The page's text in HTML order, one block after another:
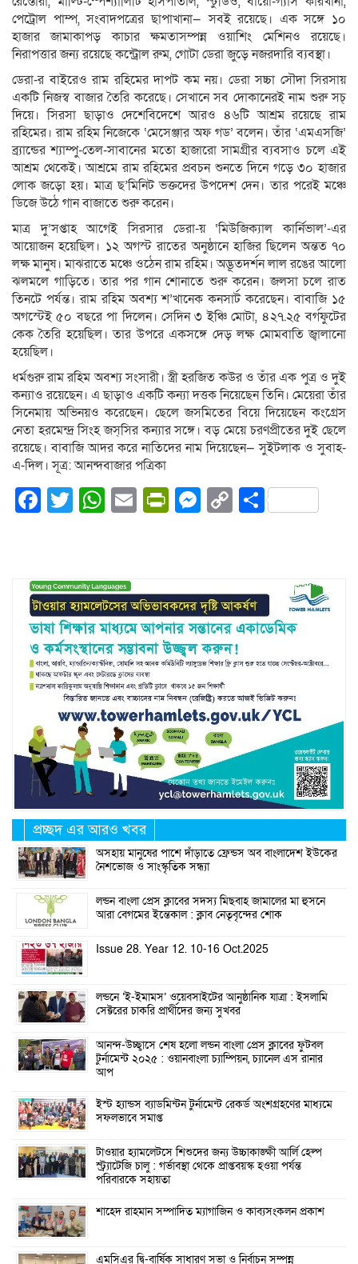
পেট্রোল পাম্প, সংবাদপত্রের ছাপাখানা— সবই রয়েছে। এক সঙ্গে ১০
হাজার জামাকাপড় কাচার ক্ষমতাসম্পন্ন ওয়াশিং মেশিনও রয়েছে।
নিরাপত্তার জন্য রয়েছে কন্ট্রোল রুম, গোটা ডেরা জুড়ে নজরদারি ব্যবস্থা।
ডেরা-র বাইরেও রাম রহিমের দাপট কম নয়। ডেরা সচ্চা সৌদা সিরসায়
একটি নিজস্ব বাজার তৈরি করেছে। সেখানে সব দোকানেরই নাম শুরু সচ্
দিয়ে। সিরসা ছাড়াও দেশেবিদেশে আরও ৪৬টি আশ্রম রয়েছে রাম
রহিমের। রাম রহিম নিজেকে ‘মেসেঞ্জার অফ গড’ বলেন। তাঁর ‘এমএসজি’
ব্র্যান্ডের শ্যাম্পু-তেল-সাবানের মতো হাজারো সামগ্রীর ব্যবসাও চলে এই
আশ্রম থেকেই। আশ্রমে রাম রহিমের প্রবচন শুনতে দিনে গড়ে ৩০ হাজার
লোক জড়ো হয়। মাত্র ছ’মিনিট ভক্তদের উপদেশ দেন। তার পরেই মঞ্চে
ডিজে উঠে গান বাজাতে শুরু করেন।
মাত্র দু’সপ্তাহ আগেই সিরসার ডেরা-য় ‘মিউজিক্যাল কার্নিভাল’-এর
আয়োজন হয়েছিল। ১২ অগস্ট রাতের অনুষ্ঠানে হাজির ছিলেন অন্তত ৭০
লক্ষ মানুষ। মাঝরাতে মঞ্চে ওঠেন রাম রহিম। অদ্ভূতদর্শন লাল রঙের আলো
ঝলমলে গাড়িতে। তার পর গান শোনাতে শুরু করেন। জলসা চলে রাত
তিনটে পর্যন্ত। রাম রহিম অবশ্য শ’খানেক কনসার্ট করেছেন। বাবাজি ১৫
অগস্টেই ৫০ বছরে পা দিলেন। সেদিন ৩ ইঞ্চি মোটা, ৪২৭.২৫ বর্গফুটের
কেক তৈরি হয়েছিল। তার উপরে একসঙ্গে দেড় লক্ষ মোমবাতি জ্বালানো
হয়েছিল।
ধর্মগুরু রাম রহিম অবশ্য সংসারী। স্ত্রী হরজিত কউর ও তাঁর এক পুত্র ও দুই
কন্যাও রয়েছেন। এ ছাড়াও একটি কন্যা দত্তক নিয়েছেন তিনি। মেয়েরা তাঁর
সিনেমায় অভিনয়ও করেছেন। ছেলে জসমিতের বিয়ে দিয়েছেন কংগ্রেস
নেতা হরমেন্দ্র সিংহ জস্‌সির কন্যার সঙ্গে। বড় মেয়ে চরণপ্রীতের দুই ছেলে
রয়েছে। বাবাজি আদর করে নাতিদের নাম দিয়েছেন— সুইটলাক ও সুবাহ-
এ-দিল। সূত্র: আনন্দবাজার পত্রিকা
Facebook
Twitter
WhatsApp
EmailPrintFriendly
Messenger
CopyShare
প্রচ্ছদ এর আরও খবর
অসহায় মানুষের পাশে দাঁড়াতে ফ্রেন্ডস অব বাংলাদেশ ইউকের
নৈশভোজ ও সাংস্কৃতিক সন্ধ্যা
লন্ডন বাংলা প্রেস ক্লাবের সদস্য মিছবাহ জামালের মা হুসনে
আরা বেগমের ইন্তেকাল : ক্লাব নেতৃবৃন্দের শোক
Issue 28. Year 12. 10-16 Oct.2025
লন্ডনে ‘ই-ইমামস’ ওয়েবসাইটের আনুষ্ঠানিক যাত্রা : ইসলামি
সেক্টরের চাকরি প্রার্থীদের জন্য সুখবর
আনন্দ-উচ্ছ্বাসে শেষ হলো লন্ডন বাংলা প্রেস ক্লাবের ফুটবল
টুর্নামেন্ট ২০২৫ : ওয়ানবাংলা চ্যাম্পিয়ন, চ্যানেল এস রানার
আপ
ইস্ট হ্যান্ডস ব্যাডমিন্টন টুর্নামেন্ট রেকর্ড অংশগ্রহণের মাধ্যমে
সফলভাবে সমাপ্ত
টাওয়ার হ্যামলেটসে শিশুদের জন্য উচ্চাকাঙ্ক্ষী আর্লি হেল্প
স্ট্র্যাটেজি চালু : গর্ভাবস্থা থেকে প্রাপ্তবয়স্ক হওয়া পর্যন্ত
পরিবারকে সহায়তা
শাহেদ রাহমান সম্পাদিত ম্যাগাজিন ও কাব্যসংকলন প্রকাশ
এমসিএর দ্বি-বার্ষিক সাধারণ সভা ও নির্বাচন সম্পন্ন